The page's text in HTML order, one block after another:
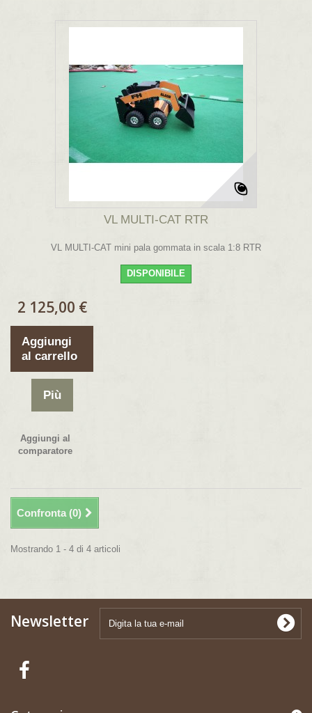
VL MULTI-CAT RTR
VL MULTI-CAT mini pala gommata in scala 1:8 RTR
DISPONIBILE
2 125,00 €
Aggiungi
al carrello
Più
Aggiungi al
comparatore
Confronta (0)
Mostrando 1 - 4 di 4 articoli
Newsletter